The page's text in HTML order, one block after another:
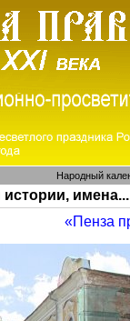
Народный
имена...
«Пенза